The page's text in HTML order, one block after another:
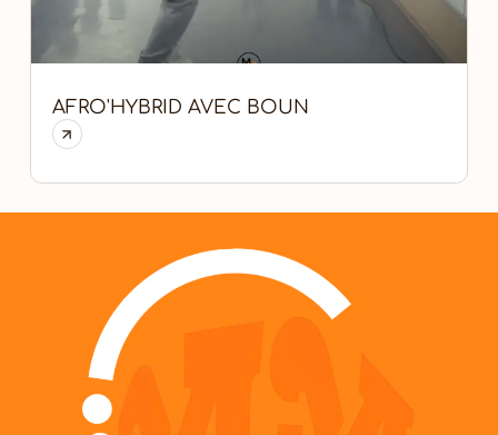
AFRO'HYBRID AVEC BOUN